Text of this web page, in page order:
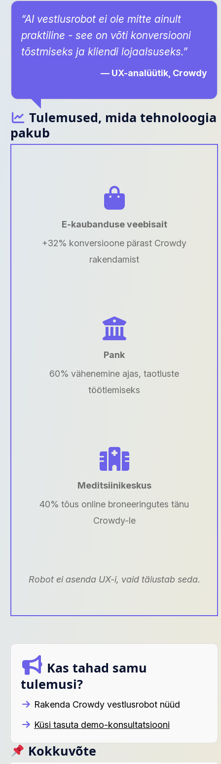
“AI vestlusrobot ei ole mitte ainult
praktiline - see on võti konversiooni
tõstmiseks ja kliendi lojaalsuseks.”
— UX-analüütik, Crowdy
Tulemused, mida tehnoloogia
pakub
E-kaubanduse veebisait
+32% konversioone pärast Crowdy
rakendamist
Pank
60% vähenemine ajas, taotluste
töötlemiseks
Meditsiinikeskus
40% tõus online broneeringutes tänu
Crowdy-le
Robot ei asenda UX-i, vaid täiustab seda.
Kas tahad samu
tulemusi?
Rakenda Crowdy vestlusrobot nüüd
Küsi tasuta demo-konsultatsiooni
Kokkuvõte